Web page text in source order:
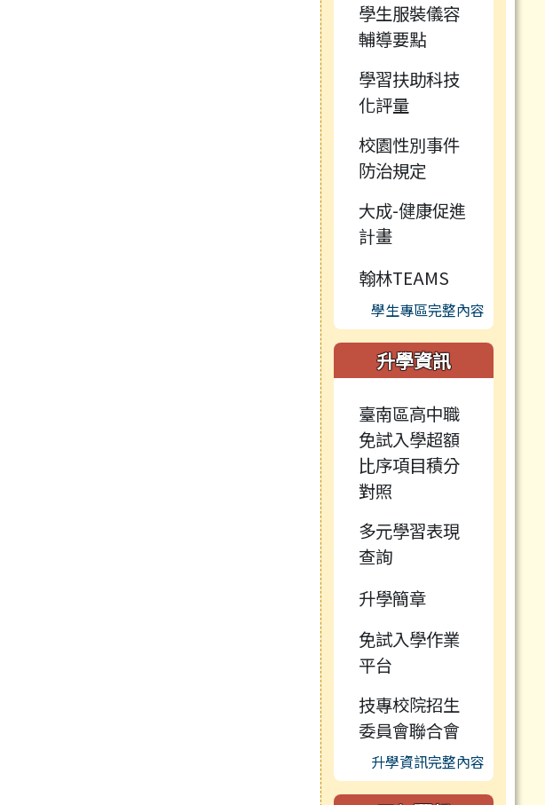
學生服裝儀容
輔導要點
學習扶助科技
化評量
校園性別事件
防治規定
大成-健康促進
計畫
翰林TEAMS
學生專區完整內容
升學資訊
臺南區高中職
免試入學超額
比序項目積分
對照
多元學習表現
查詢
升學簡章
免試入學作業
平台
技專校院招生
委員會聯合會
升學資訊完整內容